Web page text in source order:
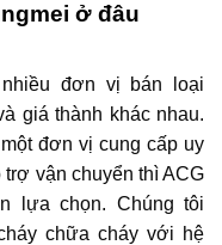
ở đâu
đơn vị bán loại
giá thành khác nhau.
đơn vị cung cấp uy
vận chuyển thì ACG
lựa chọn. Chúng tôi
chữa cháy với hệ